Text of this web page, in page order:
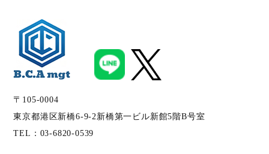
〒105-0004
東京都港区新橋6-9-2新橋第一ビル新館5階B号室
TEL： 03-6820-0539